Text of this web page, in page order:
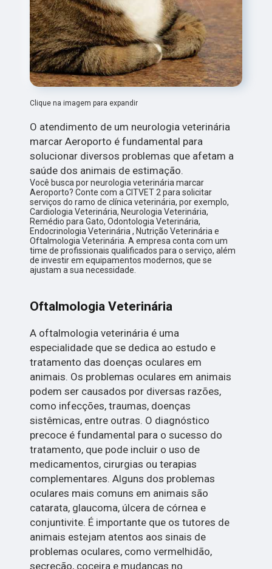
Clique na imagem para expandir
O atendimento de um neurologia veterinária
marcar Aeroporto é fundamental para
solucionar diversos problemas que afetam a
saúde dos animais de estimação.
Você busca por neurologia veterinária marcar
Aeroporto? Conte com a CITVET 2 para solicitar
serviços do ramo de clínica veterinária, por exemplo,
Cardiologia Veterinária, Neurologia Veterinária,
Remédio para Gato, Odontologia Veterinária,
Endocrinologia Veterinária , Nutrição Veterinária e
Oftalmologia Veterinária. A empresa conta com um
time de profissionais qualificados para o serviço, além
de investir em equipamentos modernos, que se
ajustam a sua necessidade.
Oftalmologia Veterinária
A oftalmologia veterinária é uma
especialidade que se dedica ao estudo e
tratamento das doenças oculares em
animais. Os problemas oculares em animais
podem ser causados por diversas razões,
como infecções, traumas, doenças
sistêmicas, entre outras. O diagnóstico
precoce é fundamental para o sucesso do
tratamento, que pode incluir o uso de
medicamentos, cirurgias ou terapias
complementares. Alguns dos problemas
oculares mais comuns em animais são
catarata, glaucoma, úlcera de córnea e
conjuntivite. É importante que os tutores de
animais estejam atentos aos sinais de
problemas oculares, como vermelhidão,
secreção, coceira e mudanças no